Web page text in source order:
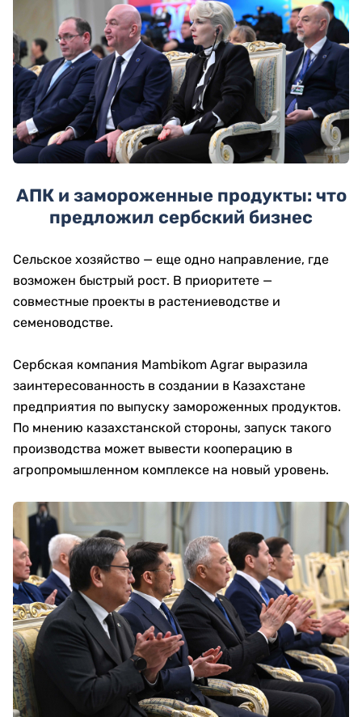
АПК и замороженные продукты: что
предложил сербский бизнес
Сельское хозяйство — еще одно направление, где
возможен быстрый рост. В приоритете —
совместные проекты в растениеводстве и
семеноводстве.
Сербская компания Mambikom Agrar выразила
заинтересованность в создании в Казахстане
предприятия по выпуску замороженных продуктов.
По мнению казахстанской стороны, запуск такого
производства может вывести кооперацию в
агропромышленном комплексе на новый уровень.